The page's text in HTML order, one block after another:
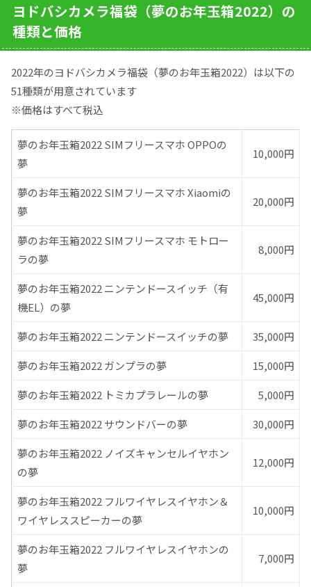
ヨドバシカメラ福袋（夢のお年玉箱2022）の
種類と価格
2022年のヨドバシカメラ福袋（夢のお年玉箱2022）は以下の
51種類が用意されています
※価格はすべて税込
夢のお年玉箱2022 SIMフリースマホ OPPOの
夢
10,000円
夢のお年玉箱2022 SIMフリースマホ Xiaomiの
夢
20,000円
夢のお年玉箱2022 SIMフリースマホ モトロー
ラの夢
8,000円
夢のお年玉箱2022 ニンテンドースイッチ（有
機EL）の夢
45,000円
夢のお年玉箱2022 ニンテンドースイッチの夢
35,000円
夢のお年玉箱2022 ガンプラの夢
15,000円
夢のお年玉箱2022 トミカプラレールの夢
5,000円
夢のお年玉箱2022 サウンドバーの夢
30,000円
夢のお年玉箱2022 ノイズキャンセルイヤホン
の夢
12,000円
夢のお年玉箱2022 フルワイヤレスイヤホン＆
ワイヤレススピーカーの夢
10,000円
夢のお年玉箱2022 フルワイヤレスイヤホンの
夢
7,000円